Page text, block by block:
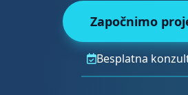
Započnimo
Besplatna